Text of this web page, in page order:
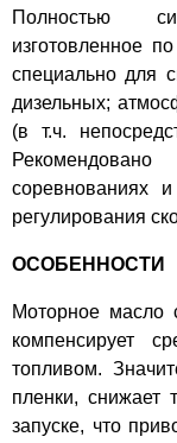
Полностью
изготовленное
специально для
дизельных;
(в т.ч.
соревнованиях
регулирования
ОСОБЕННОСТИ
Моторное масло
компенсирует
топливом.
пленки, снижает
запуске, что